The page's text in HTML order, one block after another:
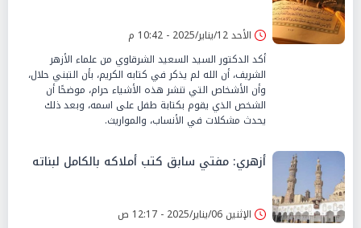
الأحد 12/يناير/2025 - 10:42 م
أكد الدكتور السيد السعيد الشرقاوي من علماء الأزهر
الشريف، أن الله لم يذكر في كتابه الكريم، بأن التبني حلال،
وأن الأشخاص التي تنشر هذه الأشياء حرام، موضحًا أن
الشخص الذي يقوم بكتابة طفل على اسمه، وبعد ذلك
يحدث مشكلات في الأنساب، والمواريث.
أزهري: مفتي سابق كتب أملاكه بالكامل لبناته
الإثنين 06/يناير/2025 - 12:17 ص